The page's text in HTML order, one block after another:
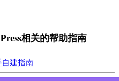
相关的帮助指南
自建指南